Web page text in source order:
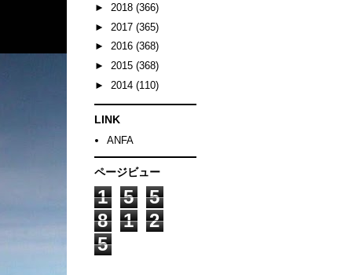
► 2018 (366)
► 2017 (365)
► 2016 (368)
► 2015 (368)
► 2014 (110)
LINK
ANFA
ページビュー
1 5
5
8
1
2
5